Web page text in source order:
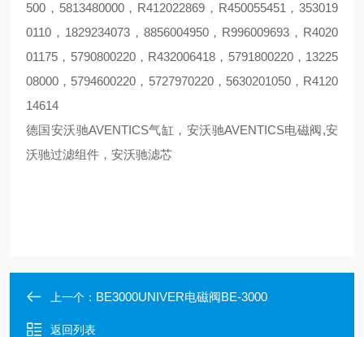
500，5813480000，R412022869，R450055451，353019
0110，1829234073，8856004950，R996009693，R4020
01175，5790800220，R432006418，5791800220，13225
08000，5794600220，5727970220，5630201050，R4120
14614
德国安沃驰AVENTICS气缸，安沃驰AVENTICS电磁阀,安
沃驰过滤组件，安沃驰滤芯
上一个： BE3000UNIVER电磁阀BE-3000
返回列表